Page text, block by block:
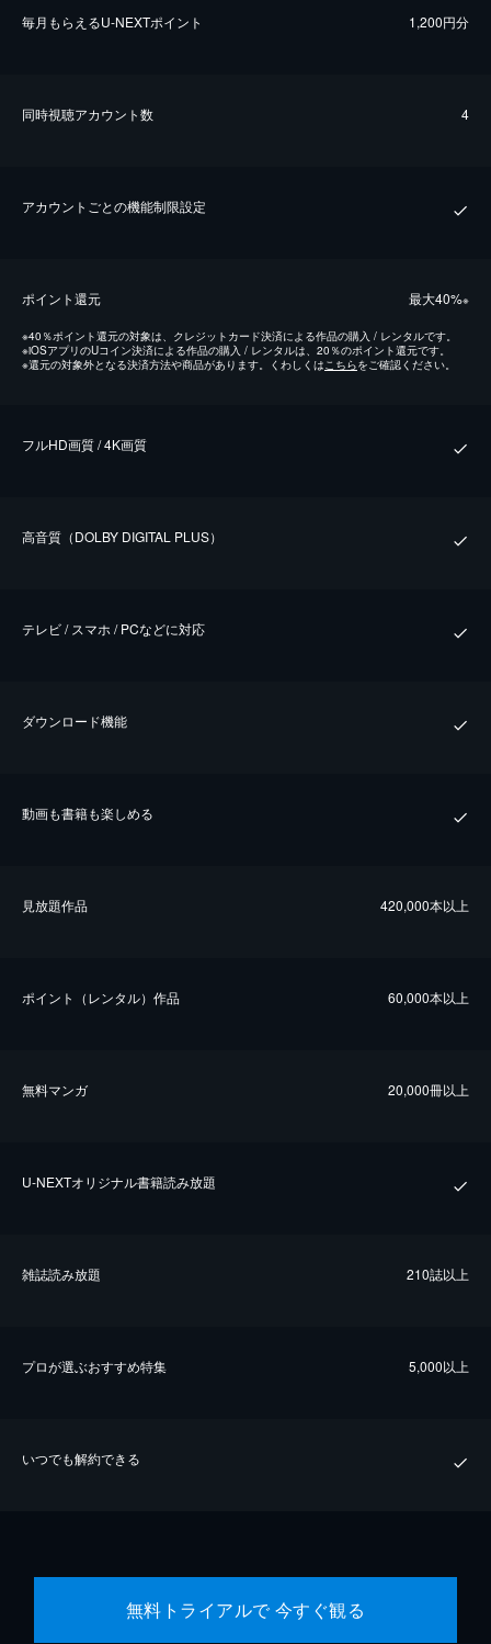
毎⽉もらえるU-NEXTポイント 1,200円分
同時視聴アカウント数 4
アカウントごとの機能制限設定
ポイント還元 最⼤40%※
※40％ポイント還元の対象は、クレジットカード決済による作品の購入 / レンタルです。
※iOSアプリのUコイン決済による作品の購入 / レンタルは、20％のポイント還元です。
※還元の対象外となる決済方法や商品があります。くわしくはこちらをご確認ください。
フルHD画質 / 4K画質
⾼⾳質（DOLBY DIGITAL PLUS）
テレビ / スマホ / PCなどに対応
ダウンロード機能
動画も書籍も楽しめる
⾒放題作品 420,000本以上
ポイント（レンタル）作品 60,000本以上
無料マンガ 20,000冊以上
U-NEXTオリジナル書籍読み放題
雑誌読み放題 210誌以上
プロが選ぶおすすめ特集 5,000以上
いつでも解約できる
無料トライアルで 今すぐ観る